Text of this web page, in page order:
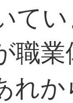
て
職
れ